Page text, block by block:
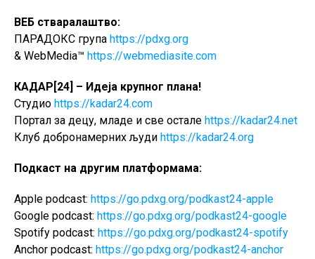
ВЕБ стваралаштво:
ПАРАДОКС група https://pdxg.org
& WebMedia™ https://webmediasite.com
КАДАР[24] – Идеја крупног плана!
Студио https://kadar24.com
Портал за децу, младе и све остале https://kadar24.net
Клуб добронамерних људи https://kadar24.org
Подкаст на другим платформама:
Apple podcast: https://go.pdxg.org/podkast24-apple
Google podcast: https://go.pdxg.org/podkast24-google
Spotify podcast: https://go.pdxg.org/podkast24-spotify
Anchor podcast: https://go.pdxg.org/podkast24-anchor